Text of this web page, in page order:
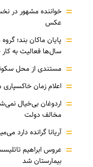
= خواننده مشهور در
عکس
= پایان ماکان بند؛
سال‌ها فعالیت به
= مستندی از محل
= اعلام زمان
= اردوغان بی‌خیال
مخالف دولت
= آریانا گرانده دارد
= عروس ابراهیم
بیمارستان شد